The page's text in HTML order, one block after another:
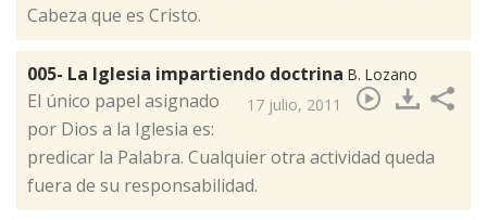
Cabeza que es Cristo.
005- La Iglesia impartiendo doctrina B. Lozano
17 julio, 2011
El único papel asignado
por Dios a la Iglesia es:
predicar la Palabra. Cualquier otra actividad queda
fuera de su responsabilidad.